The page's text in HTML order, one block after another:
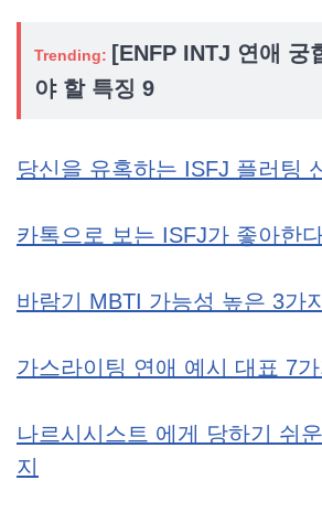
Trending: [ENFP INTJ 연애 궁
야 할 특징 9
당신을 유혹하는 ISFJ 플러팅
카톡으로 보는 ISFJ가 좋아한
바람기 MBTI 가능성 높은 3가
가스라이팅 연애 예시 대표 7
나르시시스트 에게 당하기 쉬
지